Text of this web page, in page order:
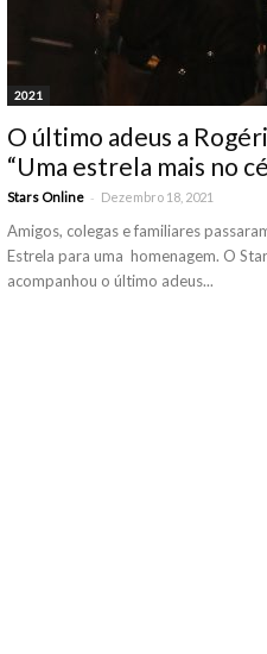
2021
O último adeus a
“Uma estrela mais no
Stars Online - Dezembro 18, 2021
Amigos, colegas e familiares
Estrela para uma homenagem. O
acompanhou o último adeus...